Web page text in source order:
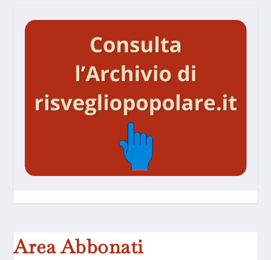
Area Abbonati